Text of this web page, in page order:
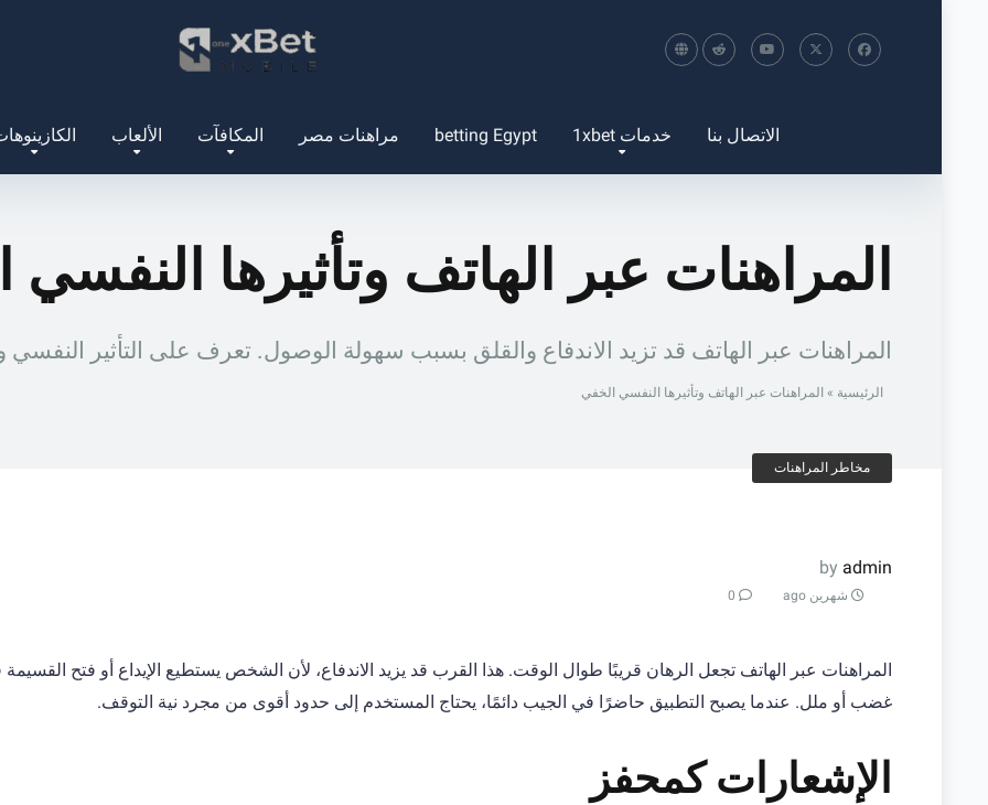
الألعاب المكافآت مراهنات مصر betting Egypt خدمات 1xbet الاتصال بنا
المراهنات عبر الهاتف وتأثيرها
المراهنات عبر الهاتف قد تزيد الاندفاع والقلق بسبب سهولة الوصول. تعرف على التأثير
الرئيسية » المراهنات عبر الهاتف وتأثيرها النفسي الخفي
مخاطر المراهنات
by admin
شهرين ago
المراهنات عبر الهاتف تجعل الرهان قريبًا طوال الوقت. هذا القرب قد يزيد الاندفاع، لأن الشخص يستطيع الإيداع أو فتح
غضب أو ملل. عندما يصبح التطبيق حاضرًا في الجيب دائمًا، يحتاج المستخدم إلى حدود أقوى من مجرد نية التوقف.
الإشعارات كمحفز